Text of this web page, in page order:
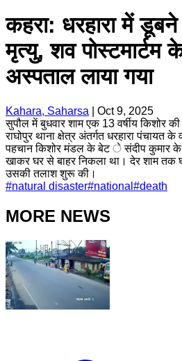
कहरा: धरहारा में
मृत्यु, शव पोस्टमार्टम
अस्पताल लाया गया
Kahara, Saharsa
Oct 9, 2025
सुपौल में बुधवार शाम एक 13 वर्षीय किशोर
राघोपुर थाना क्षेत्र अंतर्गत धरहारा पंचायत
पहचान किशोर मंडल के बेट े संदीप कुमार के
खाकर घर से बाहर निकला था। देर शाम तक
उसकी तलाश शुरू की।
#natural disaster#national #death
MORE NEWS